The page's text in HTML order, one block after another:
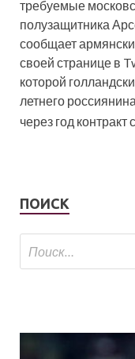
требуемые
полузащитника
сообщает
своей странице в
которой
летнего
через год контракт
ПОИСК